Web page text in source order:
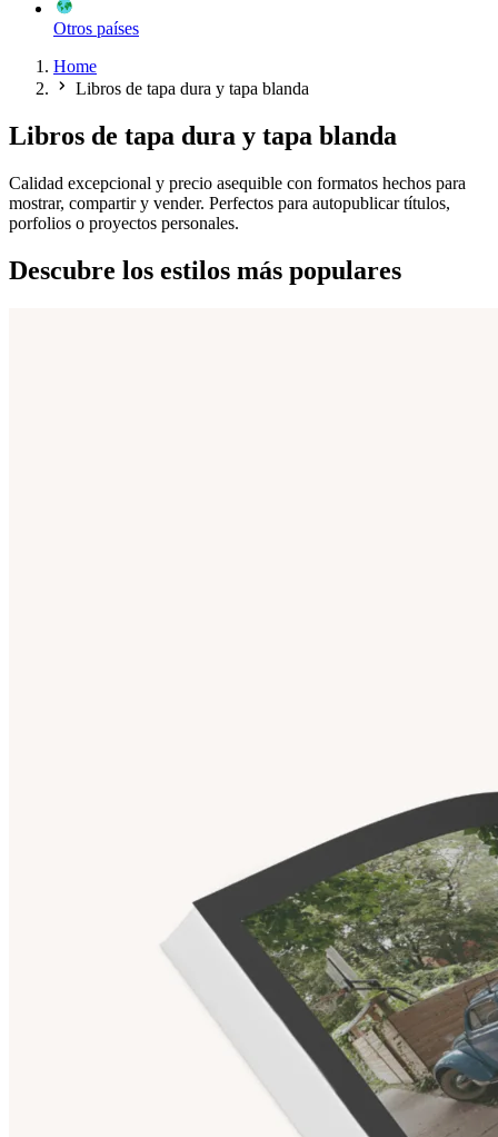
Otros países
Home
Libros de tapa dura y tapa blanda
Libros de tapa dura y tapa blanda
Calidad excepcional y precio asequible con formatos hechos para
mostrar, compartir y vender. Perfectos para autopublicar títulos,
porfolios o proyectos personales.
Descubre los estilos más populares